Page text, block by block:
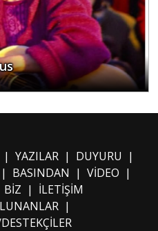
YAZILAR| DUYURU |
BASINDAN | VİDEO |
BİZ | İLETİŞİM
|